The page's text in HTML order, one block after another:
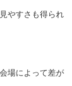
やすさも得られ
場によって差が